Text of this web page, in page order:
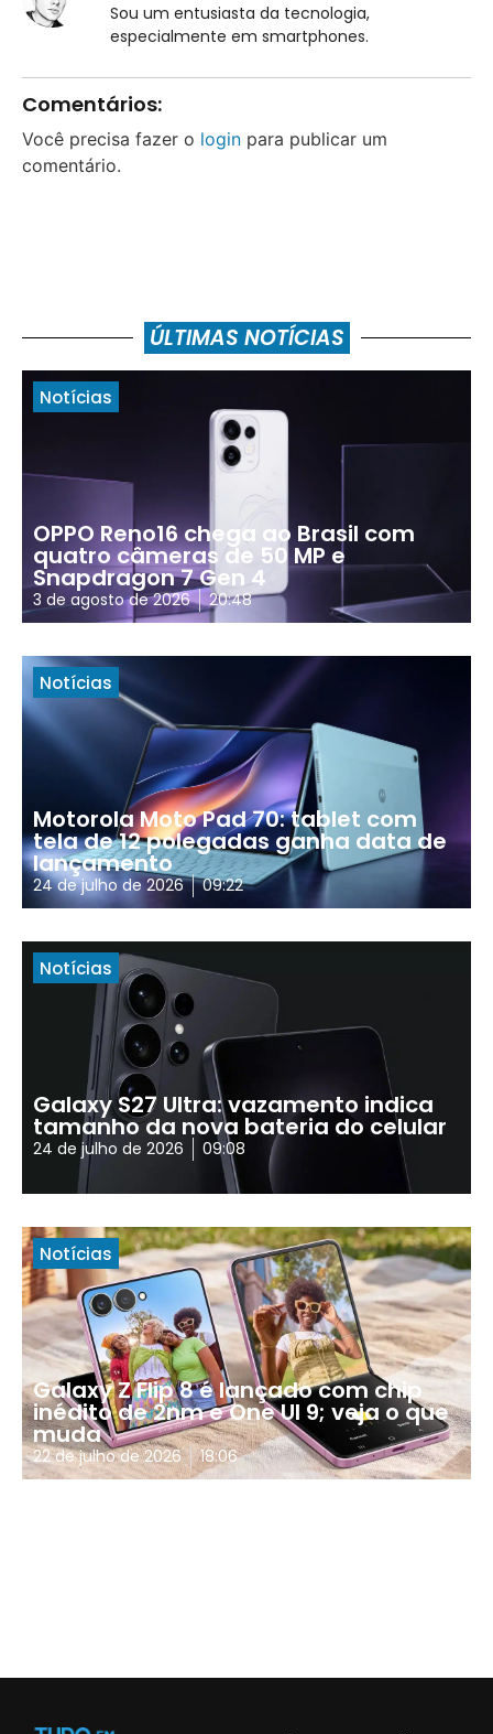
Sou um entusiasta da tecnologia,
especialmente em smartphones.
Comentários:
Você precisa fazer o login para publicar um
comentário.
ÚLTIMAS NOTÍCIAS
Notícias
OPPO Reno16 chega ao Brasil com
quatro câmeras de 50 MP e
Snapdragon 7 Gen 4
3 de agosto de 2026 20:48
Notícias
Motorola Moto Pad 70: tablet com
tela de 12 polegadas ganha data de
lançamento
24 de julho de 2026 09:22
Notícias
Galaxy S27 Ultra: vazamento indica
tamanho da nova bateria do celular
24 de julho de 2026 09:08
Notícias
Galaxy Z Flip 8 é lançado com chip
inédito de 2nm e One UI 9; veja o que
muda
22 de julho de 2026 18:06